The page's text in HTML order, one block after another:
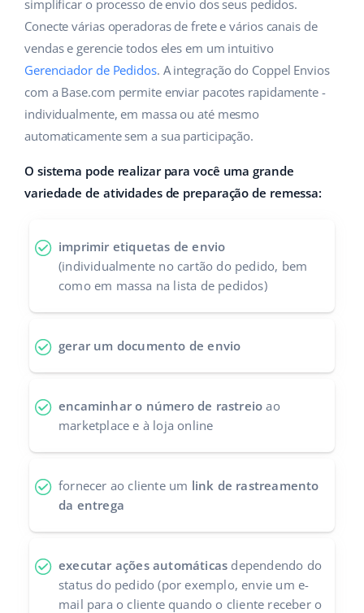
Gestão de Envios
Automação do fluxo de trabalho
Base Connect
IA para ecommerce
Base Analytics
Casa e jardim
Produtos infantis
Eletrônicos
Peças automotivas
Saúde e beleza
Ajuda
Academy
Serviços
Auditoria de contas
Calculadora de benefícios
Colaboração e parcerias
english (US)
english (GB)
english (IN)
čeština
deutsch
Ελληνικά
español (AR)
español (MX)
Français
Italiano
português (BR)
中文
simplificar o processo de envio dos seus pedidos.
Conecte várias operadoras de frete e vários canais de
vendas e gerencie todos eles em um intuitivo
Gerenciador de Pedidos. A integração do Coppel Envios
com a Base.com permite enviar pacotes rapidamente -
individualmente, em massa ou até mesmo
automaticamente sem a sua participação.
O sistema pode realizar para você uma grande
variedade de atividades de preparação de remessa:
imprimir etiquetas de envio
(individualmente no cartão do pedido, bem
como em massa na lista de pedidos)
gerar um documento de envio
encaminhar o número de rastreio ao
marketplace e à loja online
fornecer ao cliente um link de rastreamento
da entrega
executar ações automáticas dependendo do
status do pedido (por exemplo, envie um e-
mail para o cliente quando o cliente receber o